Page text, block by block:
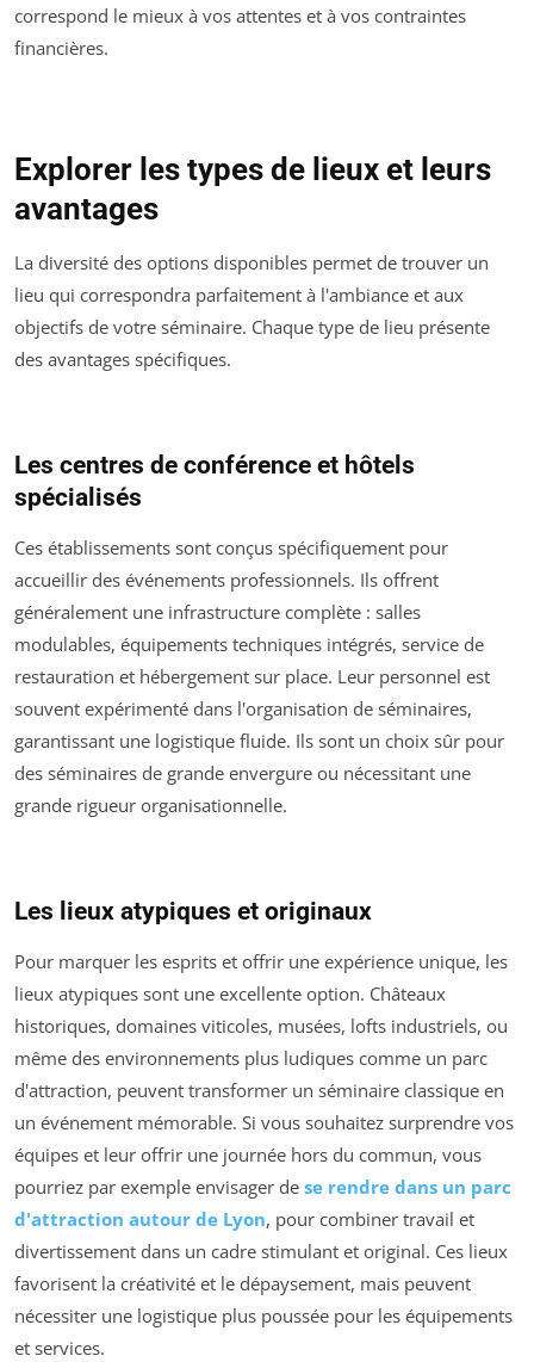
correspond le mieux à vos attentes et à vos contraintes
financières.
Explorer les types de lieux et leurs
avantages
La diversité des options disponibles permet de trouver un
lieu qui correspondra parfaitement à l'ambiance et aux
objectifs de votre séminaire. Chaque type de lieu présente
des avantages spécifiques.
Les centres de conférence et hôtels
spécialisés
Ces établissements sont conçus spécifiquement pour
accueillir des événements professionnels. Ils offrent
généralement une infrastructure complète : salles
modulables, équipements techniques intégrés, service de
restauration et hébergement sur place. Leur personnel est
souvent expérimenté dans l'organisation de séminaires,
garantissant une logistique fluide. Ils sont un choix sûr pour
des séminaires de grande envergure ou nécessitant une
grande rigueur organisationnelle.
Les lieux atypiques et originaux
Pour marquer les esprits et offrir une expérience unique, les
lieux atypiques sont une excellente option. Châteaux
historiques, domaines viticoles, musées, lofts industriels, ou
même des environnements plus ludiques comme un parc
d'attraction, peuvent transformer un séminaire classique en
un événement mémorable. Si vous souhaitez surprendre vos
équipes et leur offrir une journée hors du commun, vous
pourriez par exemple envisager de se rendre dans un parc
d'attraction autour de Lyon, pour combiner travail et
divertissement dans un cadre stimulant et original. Ces lieux
favorisent la créativité et le dépaysement, mais peuvent
nécessiter une logistique plus poussée pour les équipements
et services.